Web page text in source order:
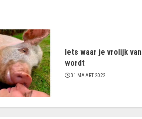
Iets waar je vrolijk van
wordt
31 MAART 2022